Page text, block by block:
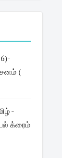
(
-
க்ரைம்